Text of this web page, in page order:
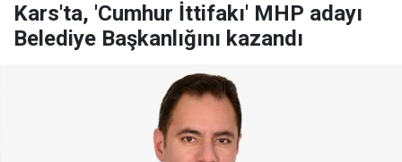
Kars'ta, 'Cumhur İttifakı' MHP adayı
Belediye Başkanlığını kazandı